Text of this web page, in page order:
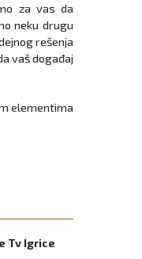
za vas da
neku drugu
rešenja
vaš događaj
elementima
Tv Igrice